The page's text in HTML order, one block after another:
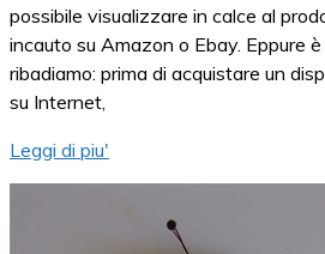
possibile visualizzare in calce al
incauto su Amazon o Ebay. Eppure
ribadiamo: prima di acquistare un
su Internet,
Leggi di piu'